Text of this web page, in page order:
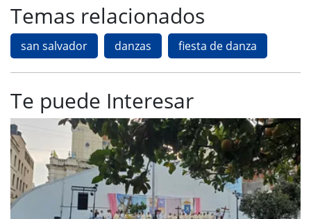
Temas relacionados
san salvador danzas fiesta de danza
Te puede Interesar